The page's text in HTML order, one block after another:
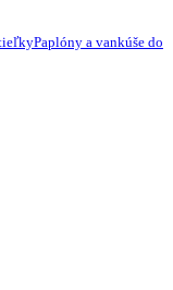
Paplóny a vankúše do